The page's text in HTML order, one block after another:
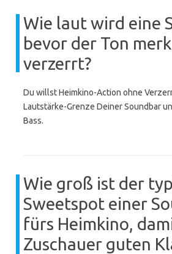
Wie laut wird eine
bevor der Ton
verzerrt?
Du willst Heimkino-Action ohne
Lautstärke-Grenze Deiner Soundbar
Bass.
Wie groß ist der
Sweetspot einer
fürs Heimkino,
Zuschauer guten